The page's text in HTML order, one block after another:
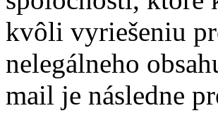
kvôli vyriešeniu
nelegálneho
mail je následne